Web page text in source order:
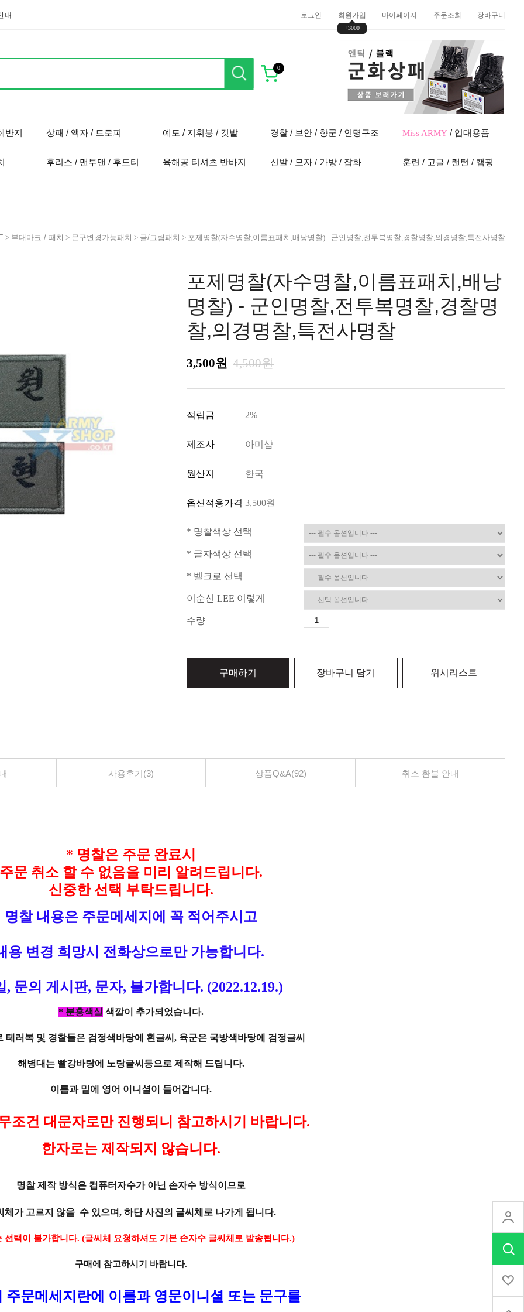
내 로그인 회원가입
+3000
마이페이지 주문조회 장바구니
0
반지 상패 / 액자 / 트로피
후리스 / 맨투맨 / 후드티
예도 / 지휘봉 / 깃발
육해공 티셔츠 반바지
경찰 / 보안 / 향군 / 인명구조
신발 / 모자 / 가방 / 잡화
Miss ARMY/ 입대용품
훈련 / 고글 / 랜턴 / 캠핑
> 부대마크 / 패치 > 문구변경가능패치 > 글/그림패치 > 포제명찰(자수명찰,이름표패치,배낭명찰) - 군인명찰,전투복명찰,경찰명찰,의경명찰,특전사명찰
포제명찰(자수명찰,이름표패치,배낭
명찰) - 군인명찰,전투복명찰,경찰명
찰,의경명찰,특전사명찰
3,500원 4,500원
적립금 2%
제조사 아미샵
원산지 한국
옵션적용가격 3,500원
* 명찰색상 선택
* 글자색상 선택
* 벨크로 선택
이순신 LEE 이렇게
수량
구매하기 장바구니 담기 위시리스트
사용후기(3) 상품Q&A(92) 취소 환불 안내
* 명찰은 주문 완료시
주문 취소 할 수 없음을 미리 알려드립니다.
신중한 선택 부탁드립니다.
명찰 내용은 주문메세지에 꼭 적어주시고
용 변경 희망시 전화상으로만 가능합니다.
, 문의 게시판, 문자, 불가합니다. (2022.12.19.)
* 분홍색실 색깔이 추가되었습니다.
테러복 및 경찰들은 검정색바탕에 흰글씨, 육군은 국방색바탕에 검정글씨
해병대는 빨강바탕에 노랑글씨등으로 제작해 드립니다.
이름과 밑에 영어 이니셜이 들어갑니다.
조건 대문자로만 진행되니 참고하시기 바랍니다.
한자로는 제작되지 않습니다.
명찰 제작 방식은 컴퓨터자수가 아닌 손자수 방식이므로
체가 고르지 않을 수 있으며, 하단 사진의 글씨체로 나가게 됩니다.
선택이 불가합니다. (글씨체 요청하셔도 기본 손자수 글씨체로 발송됩니다.)
구매에 참고하시기 바랍니다.
주문메세지란에 이름과 영문이니셜 또는 문구를